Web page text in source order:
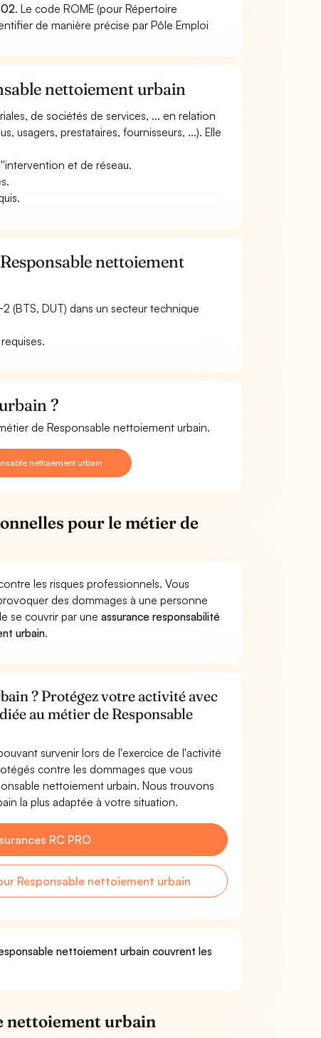
. Le code ROME (pour Répertoire
de manière précise par Pôle Emploi
nettoiement urbain
de sociétés de services, ... en relation
usagers, prestataires, fournisseurs, ...). Elle
et de réseau.
nettoiement
(BTS, DUT) dans un secteur technique
?
de Responsable nettoiement urbain.
nettoiement urbain
pour le métier de
les risques professionnels. Vous
des dommages à une personne
se couvrir par uneassurance responsabilité
urbain.
? Protégez votre activité avec
au métier de Responsable
survenir lors de l'exercice de l'activité
contre les dommages que vous
nettoiement urbain. Nous trouvons
la plus adaptée à votre situation.
RC PRO
Responsable nettoiement urbain
nettoiement urbain couvrent les
nettoiement urbain